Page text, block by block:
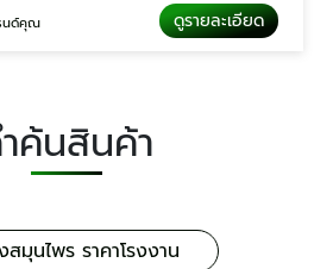
นด์คุณ ดูรายละเอียด
ค้นสินค้า
สมุนไพร ราคาโรงงาน